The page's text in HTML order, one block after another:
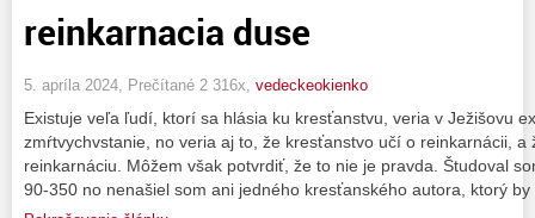
reinkarnacia duse
5. apríla 2024, Prečítané 2 316x, vedeckeokienko
Existuje veľa ľudí, ktorí sa hlásia ku kresťanstvu, veria v Ježišovu
zmŕtvychvstanie, no veria aj to, že kresťanstvo učí o reinkarnácii,
reinkarnáciu. Môžem však potvrdiť, že to nie je pravda. Študoval
90-350 no nenašiel som ani jedného kresťanského autora, ktorý